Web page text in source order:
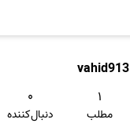
vahid913
۱
مطلب
۰
دنبال‌کننده